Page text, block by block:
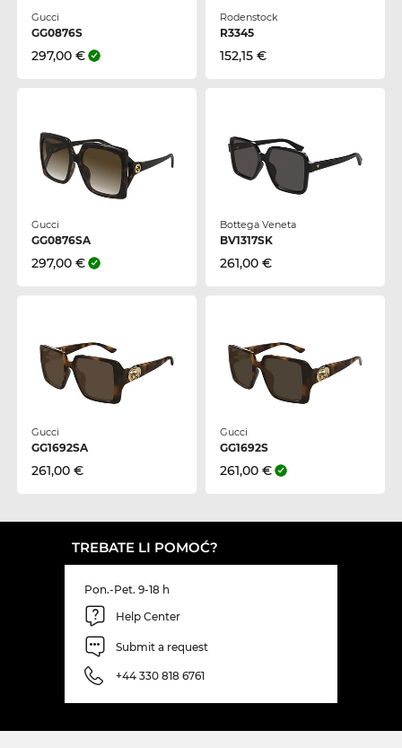
Gucci
GG0876S
297,00 €
Rodenstock
R3345
152,15 €
Gucci
GG0876SA
297,00 €
Bottega Veneta
BV1317SK
261,00 €
Gucci
GG1692SA
261,00 €
Gucci
GG1692S
261,00 €
TREBATE LI POMOĆ?
Pon.-Pet. 9-18 h
Help Center
Submit a request
+44 330 818 6761